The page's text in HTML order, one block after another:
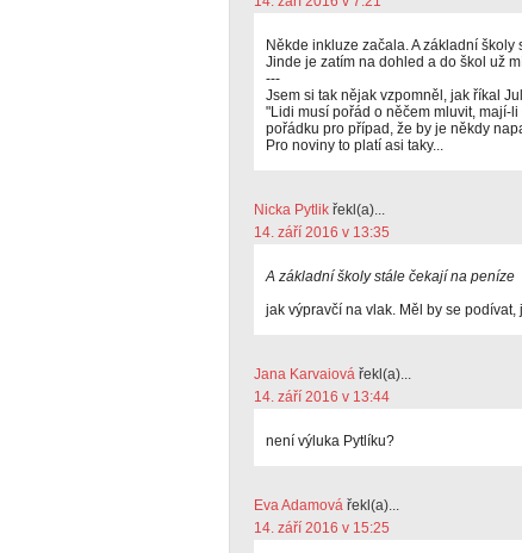
Někde inkluze začala. A základní
Jinde je zatím na dohled a do škol už
---
Jsem si tak nějak vzpomněl, jak říkal
"Lidi musí pořád o něčem mluvit, mají-
pořádku pro případ, že by je někdy
Pro noviny to platí asi taky...
Nicka Pytlik řekl(a)...
14. září 2016 v 13:35
A základní školy stále čekají na peníze
jak výpravčí na vlak. Měl by se
Jana Karvaiová řekl(a)...
14. září 2016 v 13:44
není výluka Pytlíku?
Eva Adamová řekl(a)...
14. září 2016 v 15:25